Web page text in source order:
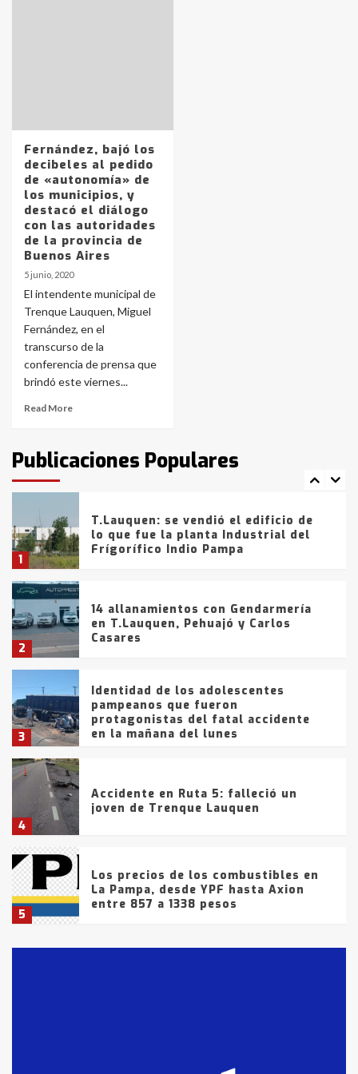
Fernández, bajó los
decibeles al pedido
de «autonomía» de
los municipios, y
destacó el diálogo
con las autoridades
de la provincia de
Buenos Aires
5 junio, 2020
El intendente municipal de
Trenque Lauquen, Miguel
Fernández, en el
transcurso de la
conferencia de prensa que
brindó este viernes...
Read More
Publicaciones Populares
4
Accidente en Ruta 5: falleció un
joven de Trenque Lauquen
5
Los precios de los combustibles en
6
La Bolsa de Cereales de Bahía
Blanca anticipa que Agosto vendrá
con lluvias y heladas, en gran parte
de la provincia
fueron detenidos por
comercialización de drogas en la
tarde del sábado
1
T.Lauquen: se vendió el edificio de
lo que fue la planta Industrial del
Frígorífico Indio Pampa
2
14 allanamientos con Gendarmería
en T.Lauquen, Pehuajó y Carlos
Casares
3
Identidad de los adolescentes
pampeanos que fueron
protagonistas del fatal accidente
en la mañana del lunes
4
Accidente en Ruta 5: falleció un
joven de Trenque Lauquen
5
Los precios de los combustibles en
La Pampa, desde YPF hasta Axion
entre 857 a 1338 pesos
fueron detenidos por